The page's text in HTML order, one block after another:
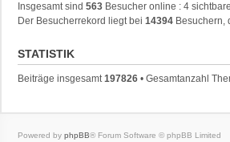
Insgesamt sind 563 Besucher online : 4
Der Besucherrekord liegt bei 14394 Besuchern,
STATISTIK
Beiträge insgesamt197826 • Gesamtanzahl
Powered by phpBB® Forum Software © phpBB Limited